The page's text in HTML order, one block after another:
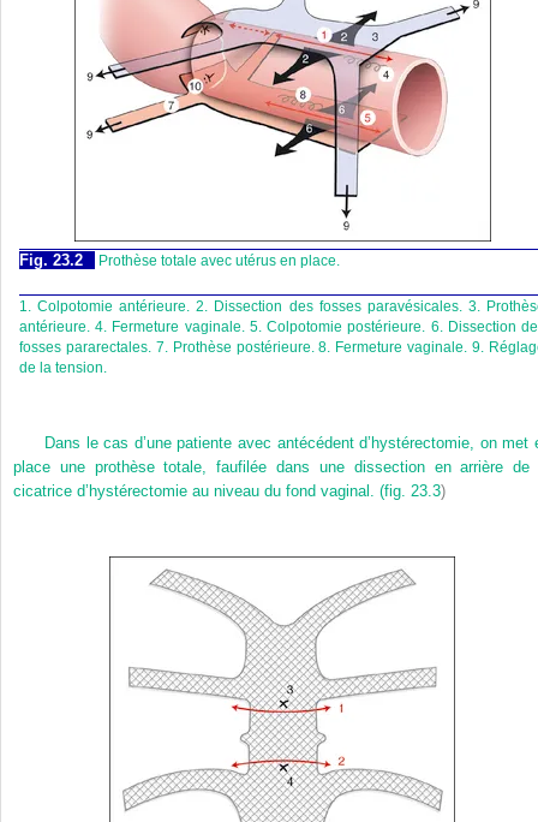
Fig. 23.2 Prothèse totale avec utérus en place.
1. Colpotomie antérieure. 2. Dissection des fosses paravésicales. 3.
antérieure. 4. Fermeture vaginale. 5. Colpotomie postérieure. 6. Dissection
fosses pararectales. 7. Prothèse postérieure. 8. Fermeture vaginale. 9.
de la tension.
Dans le cas d’une patiente avec antécédent d’hystérectomie, on met
place une prothèse totale, faufilée dans une dissection en arrière de
cicatrice d’hystérectomie au niveau du fond vaginal. (fig. 23.3)